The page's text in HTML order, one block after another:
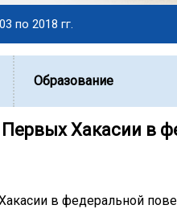
по 2018 гг.
Образование
Хакасии в
в федеральной